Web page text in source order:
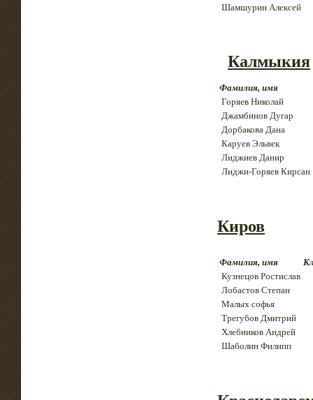
Шамшурин Алексей
Калмыкия
Фамилия, имя
Горяев Николай
Джамбинов Дугар
Дорбакова Дана
Каруев Эльвек
Лиджиев Данир
Лиджи-Горяев Кирсан
Киров
Фамилия, имя
Кузнецов Ростислав
Лобастов Степан
Малых софья
Трегубов Дмитрий
Хлебников Андрей
Шаболин Филипп